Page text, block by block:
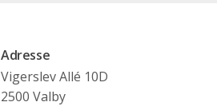
Adresse
Vigerslev Allé 10D
2500 Valby